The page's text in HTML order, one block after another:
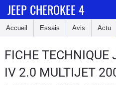
Accueil
Essais
JEEP CHEROKEE 4
Accueil Essais Avis Actu
FICHE TECHNIQUE
IV 2.0 MULTIJET